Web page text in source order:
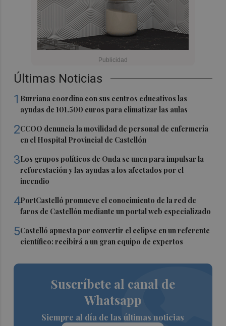
Últimas Noticias
1 Burriana coordina con sus centros educativos las
ayudas de 101.500 euros para climatizar las aulas
2CCOO denuncia la movilidad de personal de enfermería
en el Hospital Provincial de Castellón
3Los grupos políticos de Onda se unen para impulsar la
reforestación y las ayudas a los afectados por el
incendio
4PortCastelló promueve el conocimiento de la red de
faros de Castellón mediante un portal web especializado
5Castelló apuesta por convertir el eclipse en un referente
científico: recibirá a un gran equipo de expertos
Suscríbete al canal de
Whatsapp
Siempre al día de las últimas noticias